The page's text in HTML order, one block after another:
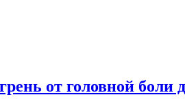
от головной боли